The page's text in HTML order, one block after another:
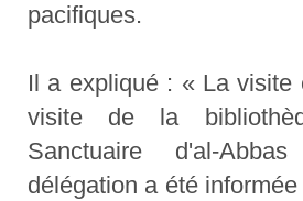
pacifiques.
Il a expliqué : « La visite
visite de la
Sanctuaire d'al-
délégation a été